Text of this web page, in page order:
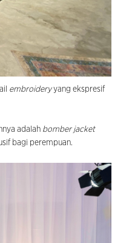
embroideryyang ekspresif
adalah bomber jacket
bagi perempuan.